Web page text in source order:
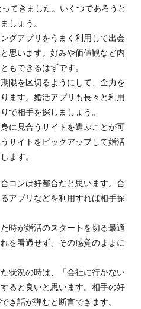
てきました。いくつであろうと
しょう。
グアプリをうまく利用して出会
思います。好みや価値観など内
もできるはずです。
限を区切るようにして、全力を
ます。婚活アプリも長々と利用
で相手を探しましょう。
に見合うサイトを選ぶことが可
サイトをピックアップして婚活
ます。
コンは好都合だと思います。合
アプリなどを利用すれば相手探
時が婚活のスタートを切る最適
を看過せず、その感覚のままに
状況の時は、「会社に行かない
ると良いと思います。相手の好
き話が弾むと断言できます。